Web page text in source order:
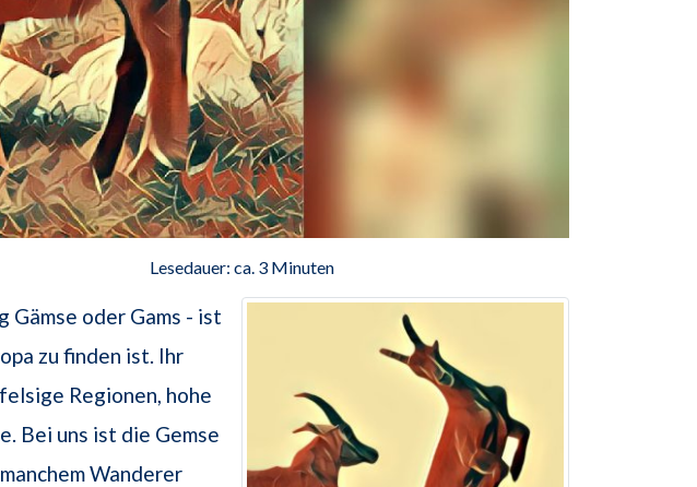
Lesedauer: ca. 3 Minuten
Gämse oder Gams - ist
zu finden ist. Ihr
Regionen, hohe
Bei uns ist die Gemse
Wanderer